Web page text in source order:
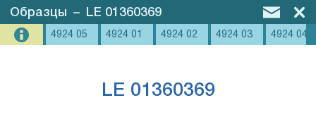
Образцы – LE 01360369
4924 05 4924 01 4924 02 4924 03 4924 04
LE 01360369